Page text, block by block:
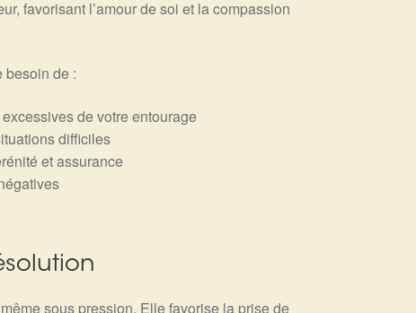
favorisant l’amour de soi et la compassion
besoin de :
de votre entourage
difficiles
et assurance
sous pression. Elle favorise la prise de